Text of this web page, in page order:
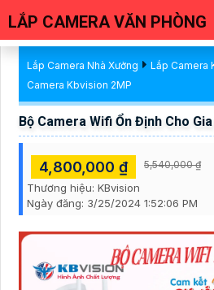
LẮP CAMERA VĂN PHÒNG
Lắp Camera Nhà Xưởng Lắp Camera
Camera Kbvision 2MP
Bộ Camera Wifi Ổn Định Cho
4,800,000 ₫ 5,540,000 ₫
Thương hiệu: KBvision
Ngày đăng: 3/25/2024 1:52:06 PM